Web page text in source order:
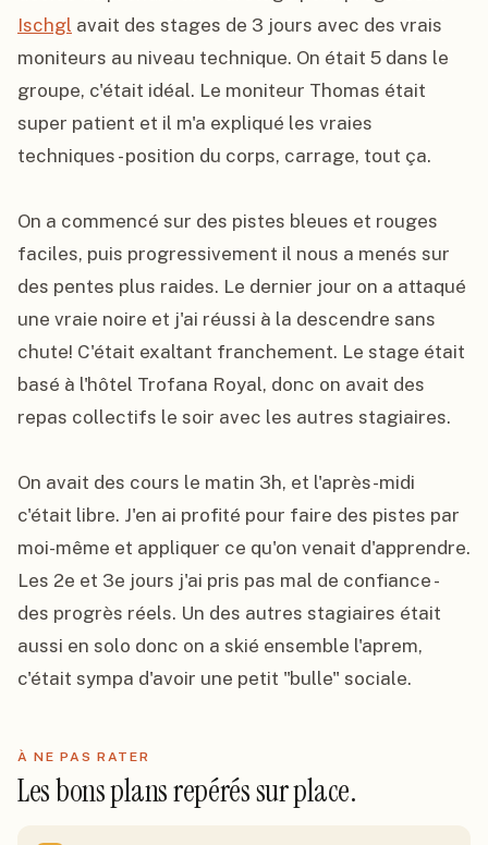
Ischgl avait des stages de 3 jours avec des vrais
moniteurs au niveau technique. On était 5 dans le
groupe, c'était idéal. Le moniteur Thomas était
super patient et il m'a expliqué les vraies
techniques - position du corps, carrage, tout ça.
On a commencé sur des pistes bleues et rouges
faciles, puis progressivement il nous a menés sur
des pentes plus raides. Le dernier jour on a attaqué
une vraie noire et j'ai réussi à la descendre sans
chute! C'était exaltant franchement. Le stage était
basé à l'hôtel Trofana Royal, donc on avait des
repas collectifs le soir avec les autres stagiaires.
On avait des cours le matin 3h, et l'après-midi
c'était libre. J'en ai profité pour faire des pistes par
moi-même et appliquer ce qu'on venait d'apprendre.
Les 2e et 3e jours j'ai pris pas mal de confiance -
des progrès réels. Un des autres stagiaires était
aussi en solo donc on a skié ensemble l'aprem,
c'était sympa d'avoir une petit "bulle" sociale.
À NE PAS RATER
Les bons plans repérés sur place.